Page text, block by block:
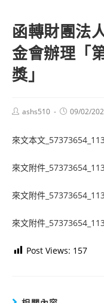
函轉財團法
金會辦理「
獎」
Postashs510
Post09/02/
來文本文
來文附件
來文附件
來文附件
Post Views: 157